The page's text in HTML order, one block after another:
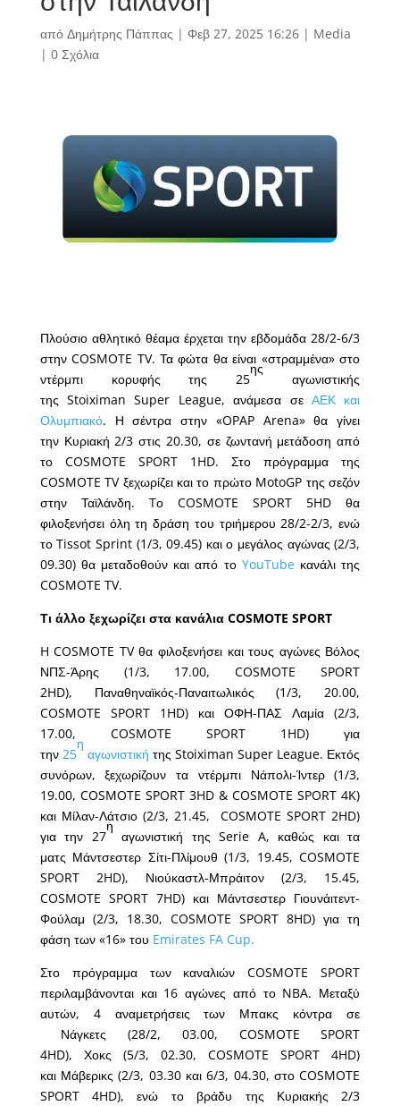
από Δημήτρης Πάππας | Φεβ 27, 2025 16:26| Media
| 0 Σχόλια
Πλούσιο αθλητικό θέαμα έρχεται την εβδομάδα 28/2-6/3
στην COSMOTE TV. Τα φώτα θα είναι «στραμμένα» στο
ντέρμπι κορυφής της 25
ης
αγωνιστικής
της Stoiximan Super League, ανάμεσα σε ΑΕΚ και
Ολυμπιακό. Η σέντρα στην «OPAP Arena» θα γίνει
την Κυριακή 2/3 στις 20.30, σε ζωντανή μετάδοση από
το COSMOTE SPORT 1HD. Στο πρόγραμμα της
COSMOTE TV ξεχωρίζει και το πρώτο MotoGP της σεζόν
στην Ταϊλάνδη. Tο COSMOTE SPORT 5HD θα
φιλοξενήσει όλη τη δράση του τριήμερου 28/2-2/3, ενώ
το Tissot Sprint (1/3, 09.45) και ο μεγάλος αγώνας (2/3,
09.30) θα μεταδοθούν και από το YouTube κανάλι της
COSMOTE TV.
Τι άλλο ξεχωρίζει στα κανάλια COSMOTE SPORT
H COSMOTE TV θα φιλοξενήσει και τους αγώνες Βόλος
ΝΠΣ-Άρης (1/3, 17.00, COSMOTE SPORT
2HD), Παναθηναϊκός-Παναιτωλικός (1/3, 20.00,
COSMOTE SPORT 1HD) και ΟΦΗ-ΠΑΣ Λαμία (2/3,
17.00, COSMOTE SPORT 1HD) για
την 25
η
αγωνιστική της Stoiximan Super League. Εκτός
συνόρων, ξεχωρίζουν τα ντέρμπι Νάπολι-Ίντερ (1/3,
19.00, COSMOTE SPORT 3HD & COSMOTE SPORT 4K)
και Μίλαν-Λάτσιο (2/3, 21.45, COSMOTE SPORT 2HD)
για την 27
η
αγωνιστική της Serie A, καθώς και τα
ματς Μάντσεστερ Σίτι-Πλίμουθ (1/3, 19.45, COSMOTE
SPORT 2HD), Νιούκαστλ-Μπράιτον (2/3, 15.45,
COSMOTE SPORT 7HD) και Μάντσεστερ Γιουνάιτεντ-
Φούλαμ (2/3, 18.30, COSMOTE SPORT 8HD) για τη
φάση των «16» του Emirates FA Cup.
Στο πρόγραμμα των καναλιών COSMOTE SPORT
περιλαμβάνονται και 16 αγώνες από το NBA. Μεταξύ
αυτών, 4 αναμετρήσεις των Μπακς κόντρα σε
Νάγκετς (28/2, 03.00, COSMOTE SPORT
4HD), Χοκς (5/3, 02.30, COSMOTE SPORT 4HD)
και Μάβερικς (2/3, 03.30 και 6/3, 04.30, στο COSMOTE
SPORT 4HD), ενώ το βράδυ της Κυριακής 2/3